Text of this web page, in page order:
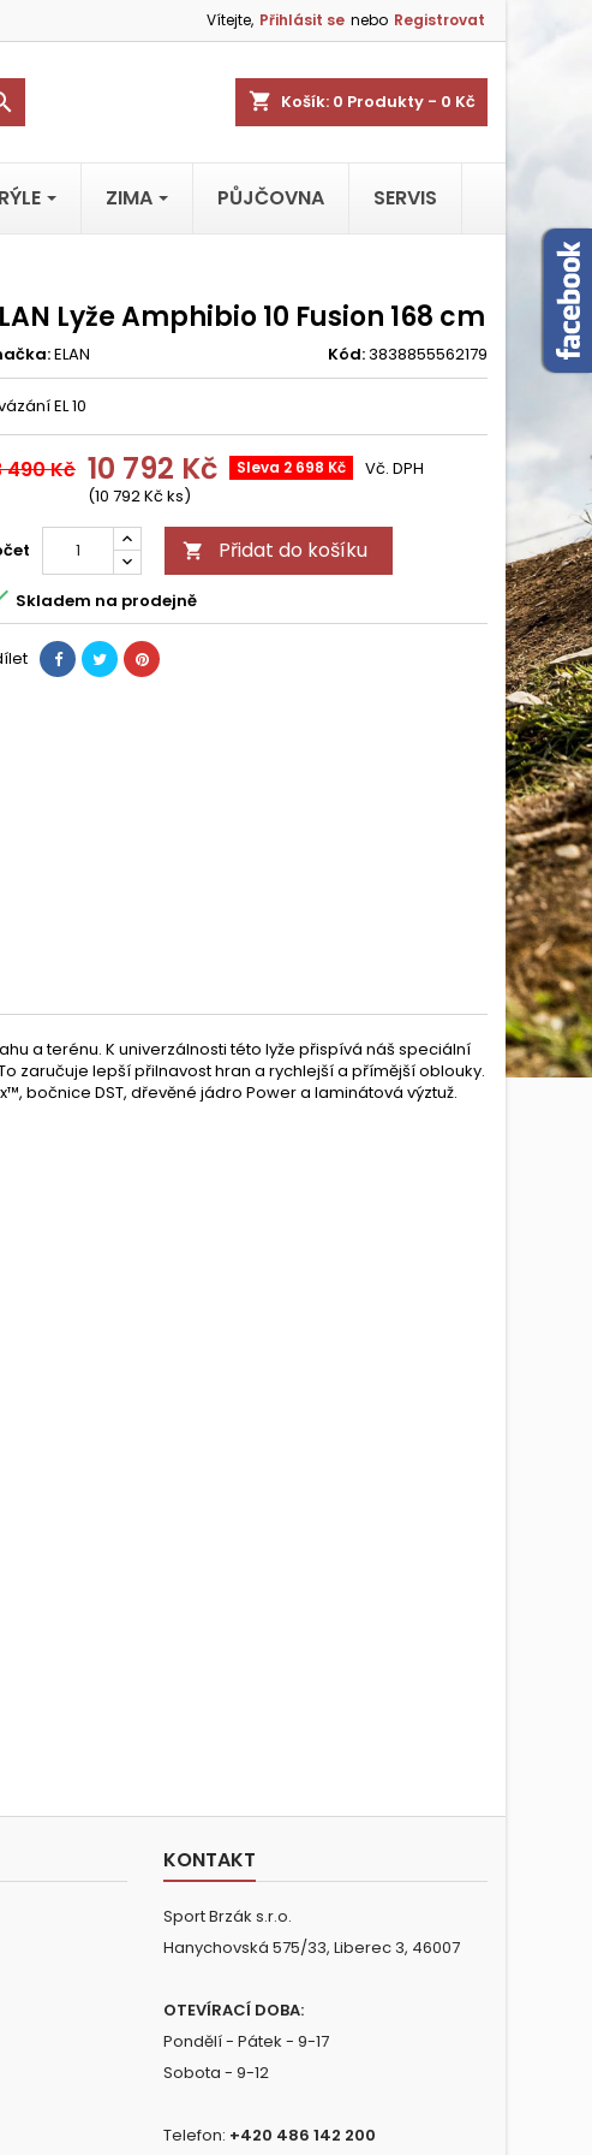
Vítejte, Přihlásit se nebo Registrovat
shopping_cart Košík: 0 Produkty - 0 Kč
ZIMA PŮJČOVNA SERVIS
Lyže Amphibio 10 Fusion 168 cm
ELAN Kód:3838855562179
EL 10
490 Kč 10 792 Kč Sleva 2 698 Kč
(10 792 Kč ks)
Vč. DPH
 Přidat do košíku
Skladem na prodejně
a terénu. K univerzálnosti této lyže přispívá náš speciální
zaručuje lepší přilnavost hran a rychlejší a přímější oblouky.
bočnice DST, dřevěné jádro Power a laminátová výztuž.
KONTAKT
Sport Brzák s.r.o.
Hanychovská 575/33, Liberec 3, 46007
OTEVÍRACÍ DOBA:
Pondělí - Pátek - 9-17
Sobota - 9-12
Telefon: +420 486 142 200